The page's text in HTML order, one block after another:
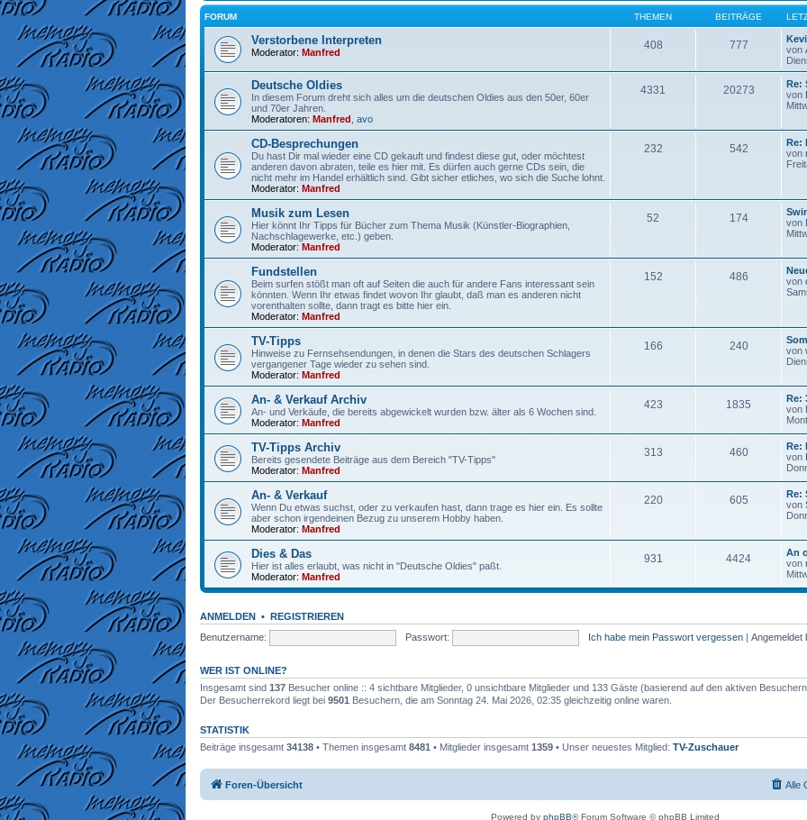
FORUM THEMEN BEITRÄGE
Verstorbene Interpreten
Moderator: Manfred
408 777
von
Deutsche Oldies
In diesem Forum dreht sich alles um die deutschen Oldies aus den 50er, 60er
und 70er Jahren.
Moderatoren: Manfred avo
4331 20273
Re:
von
CD-Besprechungen
Du hast Dir mal wieder eine CD gekauft und findest diese gut, oder möchtest
anderen davon abraten, teile es hier mit. Es dürfen auch gerne CDs sein, die
nicht mehr im Handel erhältlich sind. Gibt sicher etliches, wo sich die Suche lohnt.
Moderator: Manfred
232 542
Re:
von
Musik zum Lesen
Hier könnt Ihr Tipps für Bücher zum Thema Musik (Künstler-Biographien,
Nachschlagewerke, etc.) geben.
Moderator: Manfred
52 174
von
Fundstellen
Beim surfen stößt man oft auf Seiten die auch für andere Fans interessant sein
könnten. Wenn Ihr etwas findet wovon Ihr glaubt, daß man es anderen nicht
vorenthalten sollte, dann tragt es bitte hier ein.
Moderator: Manfred
152 486
von
TV-Tipps
Hinweise zu Fernsehsendungen, in denen die Stars des deutschen Schlagers
vergangener Tage wieder zu sehen sind.
Moderator: Manfred
166 240
von
An- & Verkauf Archiv
An- und Verkäufe, die bereits abgewickelt wurden bzw. älter als 6 Wochen sind.
Moderator: Manfred
423 1835
Re:
von
TV-Tipps Archiv
Bereits gesendete Beiträge aus dem Bereich "TV-Tipps"
Moderator: Manfred
313 460
Re:
von
An- & Verkauf
Wenn Du etwas suchst, oder zu verkaufen hast, dann trage es hier ein. Es sollte
aber schon irgendeinen Bezug zu unserem Hobby haben.
Moderator: Manfred
220 605
Re:
von
Dies & Das
Hier ist alles erlaubt, was nicht in "Deutsche Oldies" paßt.
Moderator: Manfred
931 4424
An
von
ANMELDEN • REGISTRIEREN
Benutzername:
Passwort: Ich habe mein Passwort vergessen | Angemeldet
WER IST ONLINE?
Insgesamt sind 137 Besucher online :: 4 sichtbare Mitglieder, 0 unsichtbare Mitglieder und 133 Gäste (basierend auf den aktiven
Der Besucherrekord liegt bei 9501 Besuchern, die am Sonntag 24. Mai 2026, 02:35 gleichzeitig online waren.
STATISTIK
Beiträge insgesamt 34138 • Themen insgesamt 8481 • Mitglieder insgesamt 1359 • Unser neuestes Mitglied: TV-Zuschauer
Foren-Übersicht Alle
Powered by phpBB® Forum Software © phpBB Limited